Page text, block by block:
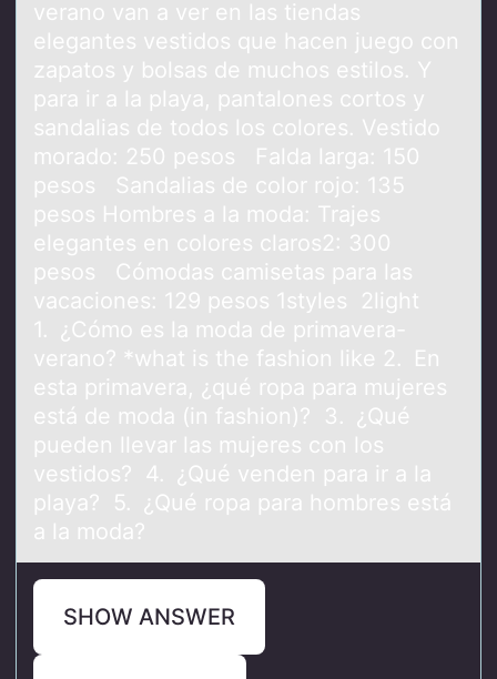
verano van a ver en las tiendas
elegantes vestidos que hacen juego con
zapatos y bolsas de muchos estilos. Y
para ir a la playa, pantalones cortos y
sandalias de todos los colores. Vestido
morado: 250 pesos Falda larga: 150
pesos Sandalias de color rojo: 135
pesos Hombres a la moda: Trajes
elegantes en colores claros2: 300
pesos Cómodas camisetas para las
vacaciones: 129 pesos 1styles 2light
1. ¿Cómo es la moda de primavera-
verano? *what is the fashion like 2. En
esta primavera, ¿qué ropa para mujeres
está de moda (in fashion)? 3. ¿Qué
pueden llevar las mujeres con los
vestidos? 4. ¿Qué venden para ir a la
playa? 5. ¿Qué ropa para hombres está
a la moda?
SHOW ANSWER